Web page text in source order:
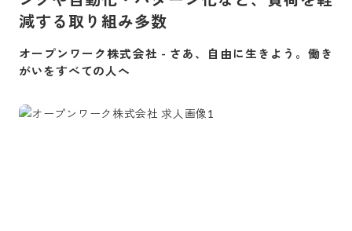
減する取り組み多数
オープンワーク株式会社 - さあ、自由に生きよう。働き
がいをすべての人へ